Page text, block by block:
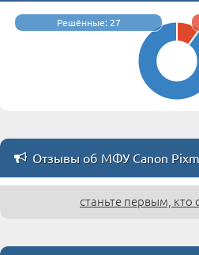
Решённые: 27
Отзывы об МФУ Canon
станьте первым, кто